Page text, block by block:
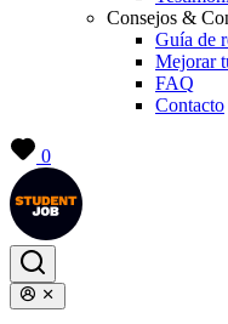
Consejos &
Guía de
Mejorar
FAQ
Contacto
0